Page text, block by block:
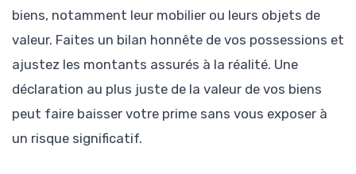
biens, notamment leur mobilier ou leurs objets de
valeur. Faites un bilan honnête de vos possessions et
ajustez les montants assurés à la réalité. Une
déclaration au plus juste de la valeur de vos biens
peut faire baisser votre prime sans vous exposer à
un risque significatif.